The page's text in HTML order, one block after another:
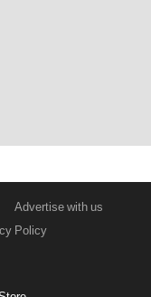
Advertise with us
Policy